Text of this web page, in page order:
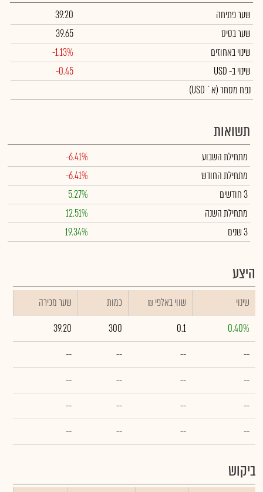
שער פתיחה
39.20
שער בסיס
39.65
שינוי באחוזים
-1.13%
שינויב- USD
-0.45
נפח מסחר(א` USD)
תשואות
מתחילת השבוע
-6.41%
מתחילת החודש
-6.41%
3 חודשים
5.27%
מתחילת השנה
12.51%
3 שנים
19.34%
היצע
שינוי ₪ שווי באלפי כמות
שער מכירה
0.40%
0.1
300
39.20
--
--
--
--
--
--
--
--
--
--
--
--
--
--
--
--
ביקוש